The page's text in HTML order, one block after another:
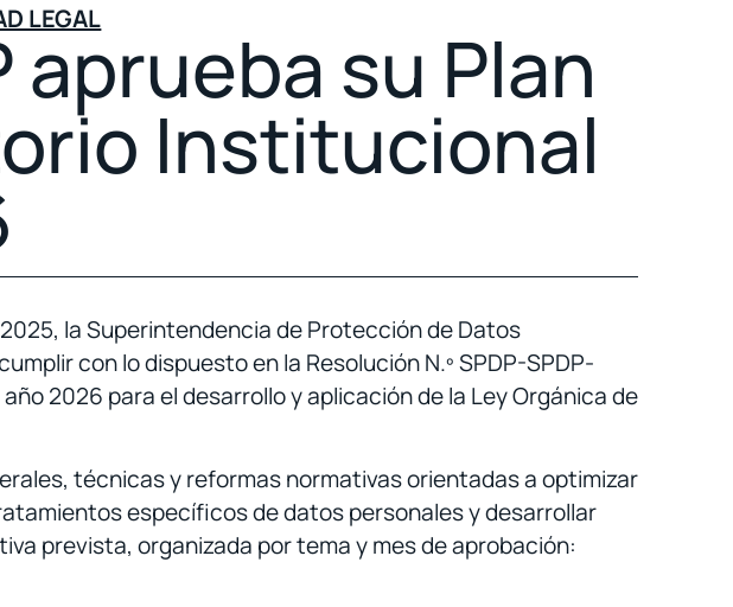
LEGAL
aprueba su Plan
Institucional
la Superintendencia de Protección de Datos
con lo dispuesto en la Resolución N.º SPDP-SPDP-
2026 para el desarrollo y aplicación de la Ley Orgánica de
técnicas y reformas normativas orientadas a optimizar
específicos de datos personales y desarrollar
prevista, organizada por tema y mes de aprobación: